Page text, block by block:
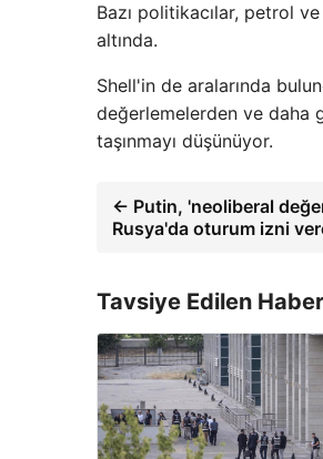
Bazı politikacılar, petrol
altında.
Shell'in de aralarında
değerlemelerden ve daha
taşınmayı düşünüyor.
← Putin, 'neoliberal
Rusya'da oturum izni
Tavsiye Edilen